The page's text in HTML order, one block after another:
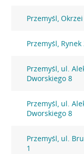
Przemyśl, Okrzei
Przemyśl, Rynek
Przemyśl, ul.
Dworskiego 8
Przemyśl, ul.
Dworskiego 8
Przemyśl, ul.
1